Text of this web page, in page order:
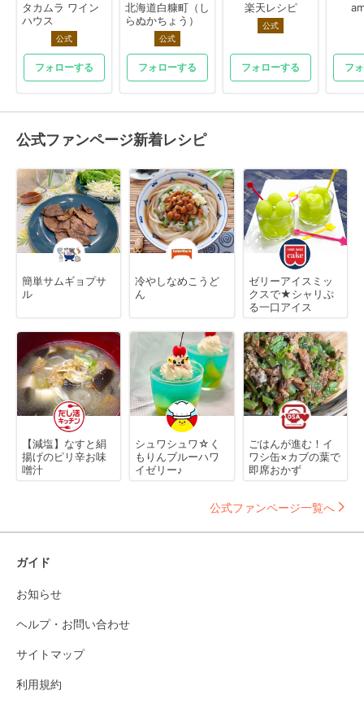
タカムラ ワイン
ハウス
公式
フォローする
北海道白糠町（し
らぬかちょう）
公式
フォローする
楽天レシピ
公式
フォローする フ
公式ファンページ新着レシピ
簡単サムギョプサ
ル
冷やしなめこうど
ん
ゼリーアイスミッ
クスで★シャリぷ
る一口アイス
【減塩】なすと絹
揚げのピリ辛お味
噌汁
シュワシュワ☆く
もりんブルーハワ
イゼリー♪
ごはんが進む！イ
ワシ缶×カブの葉で
即席おかず
公式ファンページ一覧へ
ガイド
お知らせ
ヘルプ・お問い合わせ
サイトマップ
利用規約